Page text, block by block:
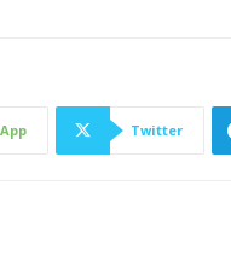
Twitter